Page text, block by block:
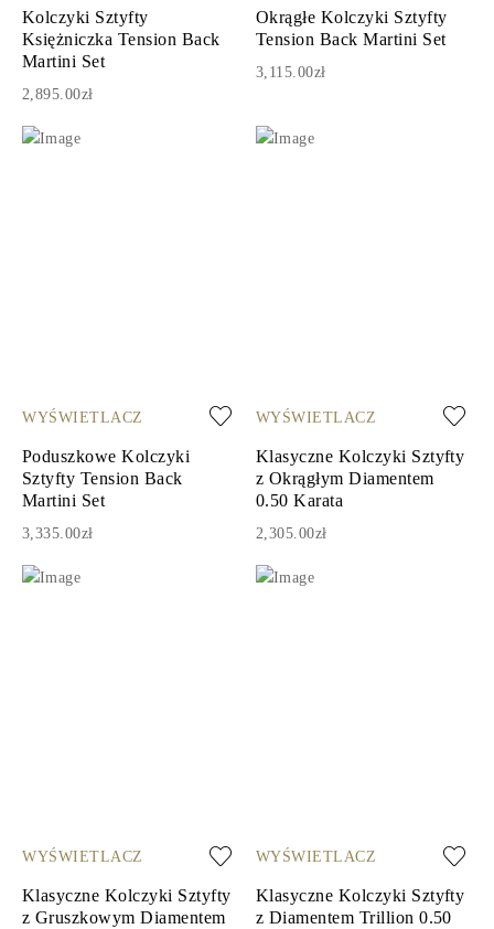
Kolczyki Sztyfty
Księżniczka Tension Back
Martini Set
2,895.00zł
Okrągłe Kolczyki Sztyfty
Tension Back Martini Set
3,115.00zł
WYŚWIETLACZ
Poduszkowe Kolczyki
Sztyfty Tension Back
Martini Set
3,335.00zł
WYŚWIETLACZ
Klasyczne Kolczyki Sztyfty
z Okrągłym Diamentem
0.50 Karata
2,305.00zł
WYŚWIETLACZ
Klasyczne Kolczyki Sztyfty
z Gruszkowym Diamentem
WYŚWIETLACZ
Klasyczne Kolczyki Sztyfty
z Diamentem Trillion 0.50